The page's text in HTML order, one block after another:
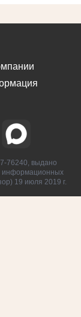
76240, выдано
информационных
19 июля 2019 г.